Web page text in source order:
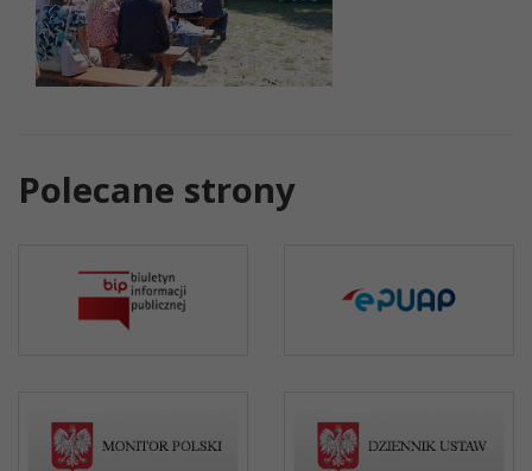
Polecane strony